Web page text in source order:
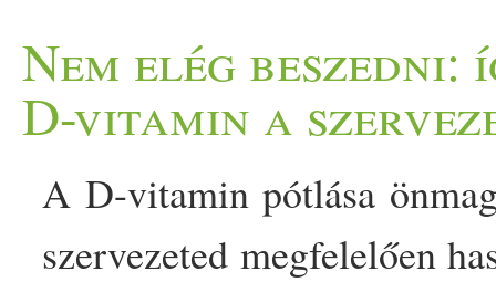
Nem elég
D-vitamin a
A D-vitamin pótlása
szervezeted megfelelően